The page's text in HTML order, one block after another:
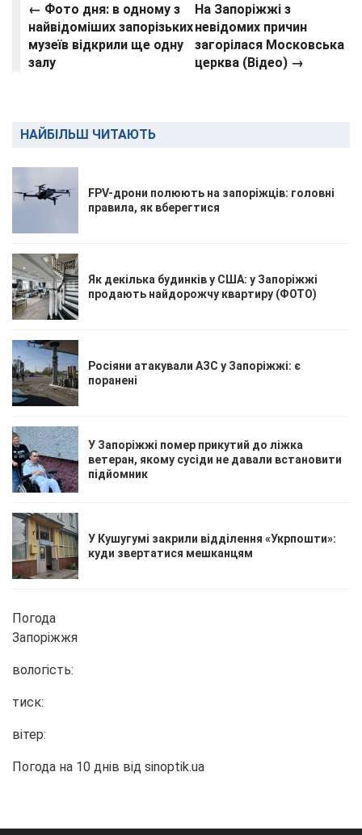
← Фото дня: в одному з
найвідоміших запорізьких
музеїв відкрили ще одну
залу
На Запоріжжі з
невідомих причин
загорілася Московська
церква (Відео) →
НАЙБІЛЬШ ЧИТАЮТЬ
FPV-дрони полюють на запоріжців: головні
правила, як вберегтися
Як декілька будинків у США: у Запоріжжі
продають найдорожчу квартиру (ФОТО)
Росіяни атакували АЗС у Запоріжжі: є
поранені
У Запоріжжі помер прикутий до ліжка
ветеран, якому сусіди не давали встановити
підйомник
У Кушугумі закрили відділення «Укрпошти»:
куди звертатися мешканцям
Погода
Запоріжжя
вологість:
тиск:
вітер:
Погода на 10 днів від sinoptik.ua